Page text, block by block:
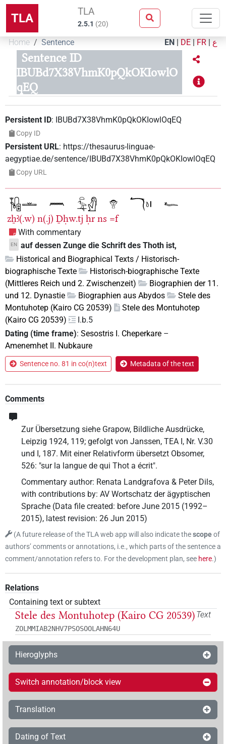
TLA TLA
2.5.1 (20)
Home Sentence EN | DE | FR | ع
Sentence ID
IBUBd7X38VhmK0pQkOKIowlO
qEQ
Persistent ID: IBUBd7X38VhmK0pQkOKIowlOqEQ
Copy ID
Persistent URL: https://thesaurus-linguae-
aegyptiae.de/sentence/IBUBd7X38VhmK0pQkOKIowlOqEQ
Copy URL
zẖꜣ(.w) n(.j) Ḏḥw.tj ḥr ns =f
With commentary
EN auf dessen Zunge die Schrift des Thoth ist,
Historical and Biographical Texts / Historisch-
biographische Texte
Historisch-biographische Texte
(Mittleres Reich und 2. Zwischenzeit)
Biographien der 11.
und 12. Dynastie
Biographien aus Abydos
Stele des
Montuhotep (Kairo CG 20539)
Stele des Montuhotep
(Kairo CG 20539)
I.b.5
Dating (time frame): Sesostris I. Cheperkare –
Amenemhet II. Nubkaure
Sentence no. 81 in co(n)text Metadata of the text
Comments
Zur Übersetzung siehe Grapow, Bildliche Ausdrücke,
Leipzig 1924, 119; gefolgt von Janssen, TEA I, Nr. V.30
und I, 187. Mit einer Relativform übersetzt Obsomer,
526: "sur la langue de qui Thot a écrit".
Commentary author: Renata Landgrafova & Peter Dils,
with contributions by: AV Wortschatz der ägyptischen
Sprache (Data file created: before June 2015 (1992–
2015), latest revision: 26 Jun 2015)
(A future release of the TLA web app will also indicate thescopeof
authors’ comments or annotations, i.e., which parts of the sentence a
comment/annotation refers to. For the development plan, see here.)
Relations
Containing text or subtext
Text
Stele des Montuhotep (Kairo CG 20539)
ZOLMMIAB2NHV7PSOSOOLAHN64U
Hieroglyphs
Switch annotation/block view
Translation
Dating of Text